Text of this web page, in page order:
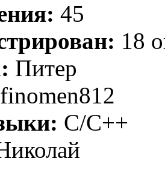
45
18
Питер
finomen812
C/C++